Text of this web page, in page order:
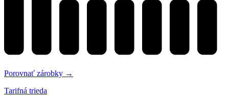
Porovnať zárobky →
Tarifná trieda